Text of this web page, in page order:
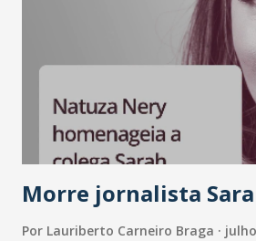
Morre jornalista
Por Lauriberto Carneiro Braga